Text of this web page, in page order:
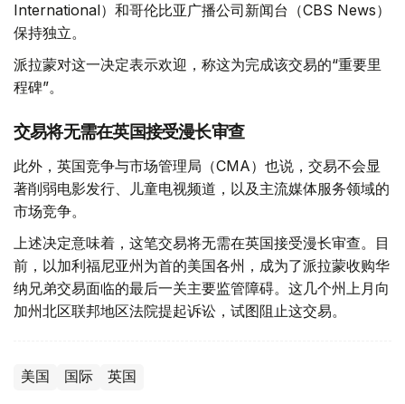
International）和哥伦比亚广播公司新闻台（CBS News）
保持独立。
派拉蒙对这一决定表示欢迎，称这为完成该交易的“重要里
程碑”。
交易将无需在英国接受漫长审查
此外，英国竞争与市场管理局（CMA）也说，交易不会显
著削弱电影发行、儿童电视频道，以及主流媒体服务领域的
市场竞争。
上述决定意味着，这笔交易将无需在英国接受漫长审查。目
前，以加利福尼亚州为首的美国各州，成为了派拉蒙收购华
纳兄弟交易面临的最后一关主要监管障碍。这几个州上月向
加州北区联邦地区法院提起诉讼，试图阻止这交易。
美国 国际 英国